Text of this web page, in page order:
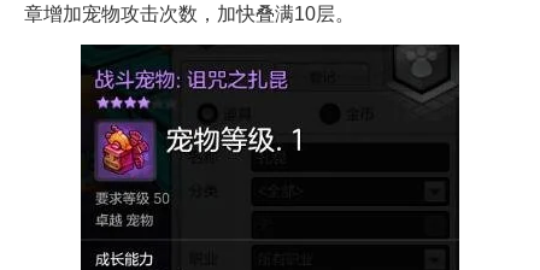
章增加宠物攻击次数，加快叠满10层。